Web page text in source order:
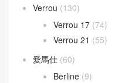
Verrou (130)
Verrou 17 (74)
Verrou 21 (55)
愛馬仕 (60)
Berline (9)